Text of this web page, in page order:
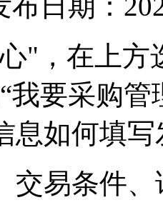
"，在上方
我要采购
息如何填
交易条件